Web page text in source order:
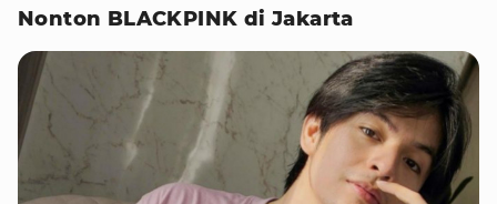
Nonton BLACKPINK di Jakarta